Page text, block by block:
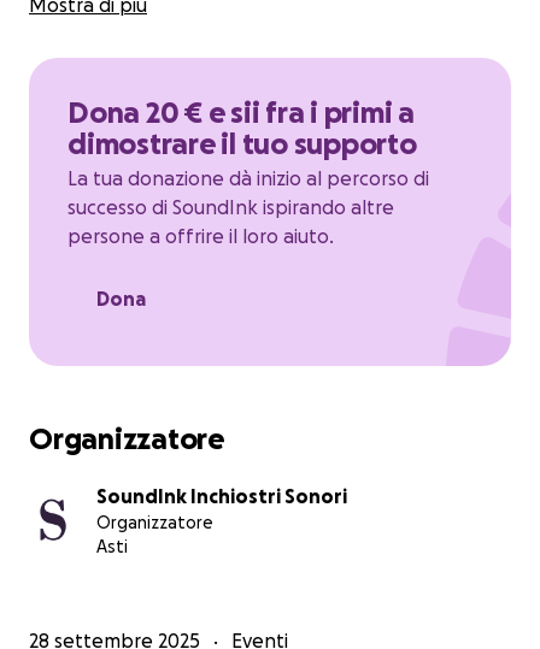
italiana, ospitando compositori e interpreti di
pubblico presente.Un'occasione unica per scoprire
e valorizzare una pratica che in Italia è considerata
incomprensibile e distante.
Perché donare?
under 35
tecnico, sistemi audio-video)
finanziare la promozione per raggiungere nuovi
pubblici;
creare masterclass e opportunità formative
legate agli eventi.
Mostra di più
Dona 20 € e sii fra i primi a
dimostrare il tuo supporto
La tua donazione dà inizio al percorso di
successo di SoundInk ispirando altre
persone a offrire il loro aiuto.
Dona
Organizzatore
SoundInk Inchiostri Sonori
Organizzatore
Asti
28 settembre 2025 Eventi